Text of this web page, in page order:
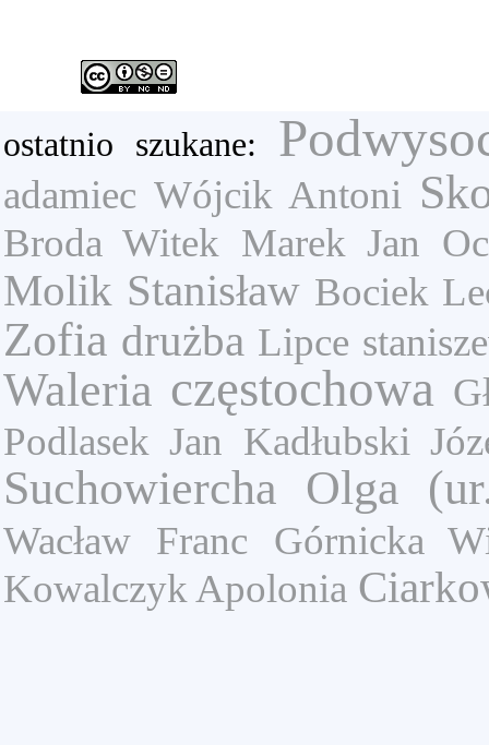
ostatnio szukane:
adamiec Wójcik Antoni
Broda Witek Marek Jan
Molik Stanisław Bociek
Zofia drużba Lipce
Waleria częstochowa
Podlasek Jan Kadłubski
Suchowiercha Olga
Wacław Franc
Górnicka
Kowalczyk Apolonia